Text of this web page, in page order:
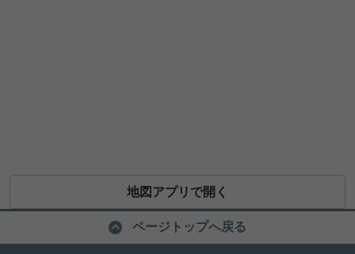
地図アプリで開く
ページトップへ戻る